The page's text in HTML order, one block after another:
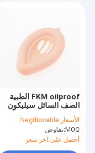
FKM oilproof الطبية
الصف السائل سيليكون
المطاط صب الطفل آمنة
الأسعار:Negitionable
MOQ: تفاوض
أحصل على آخر سعر